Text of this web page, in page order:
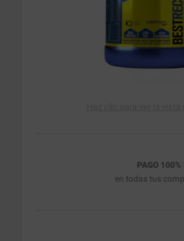
PAGO 100%
en todas tus